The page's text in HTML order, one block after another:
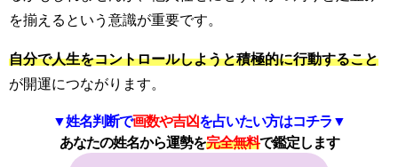
を揃えるという意識が重要です。
自分で人生をコントロールしようと積極的に行動すること
が開運につながります。
▼姓名判断で画数や吉凶を占いたい方はコチラ▼
あなたの姓名から運勢を完全無料で鑑定します